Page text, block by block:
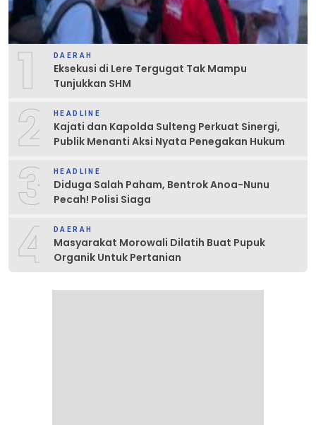
1 DAERAH
Eksekusi di Lere Tergugat Tak Mampu
Tunjukkan SHM
2 HEADLINE
Kajati dan Kapolda Sulteng Perkuat Sinergi,
Publik Menanti Aksi Nyata Penegakan Hukum
3 HEADLINE
Diduga Salah Paham, Bentrok Anoa-Nunu
Pecah! Polisi Siaga
4 DAERAH
Masyarakat Morowali Dilatih Buat Pupuk
Organik Untuk Pertanian